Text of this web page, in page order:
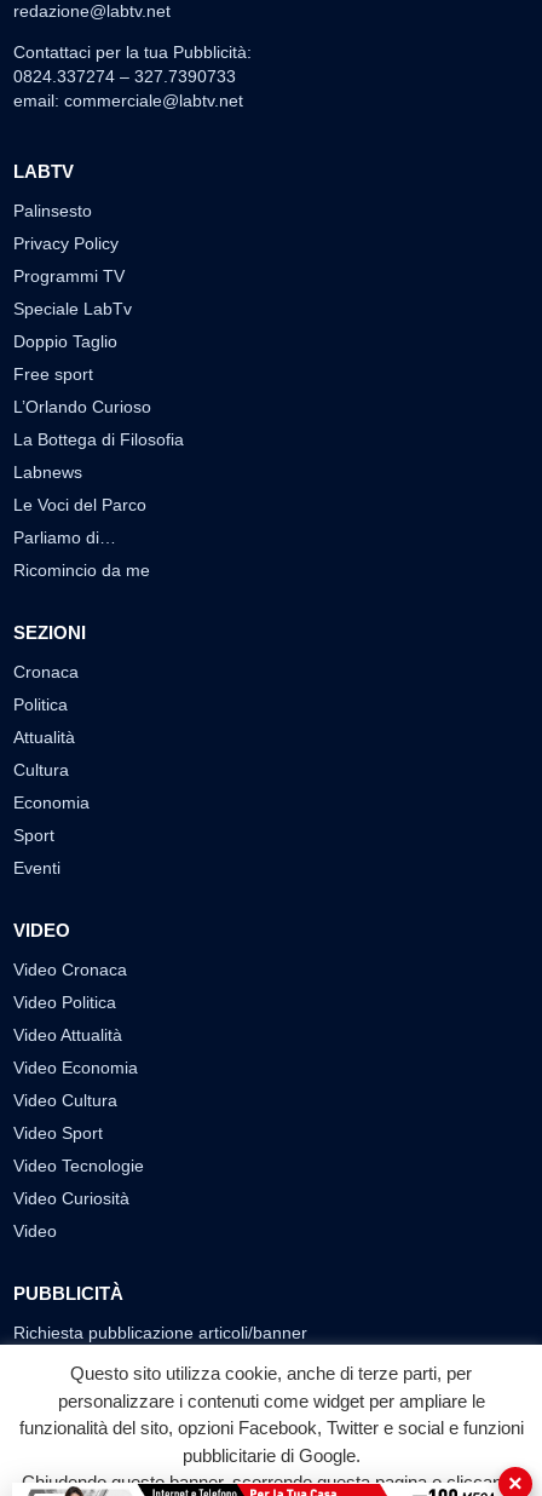
redazione@labtv.net
Contattaci per la tua Pubblicità:
0824.337274 – 327.7390733
email: commerciale@labtv.net
LABTV
Palinsesto
Privacy Policy
Programmi TV
Speciale LabTv
Doppio Taglio
Free sport
L’Orlando Curioso
La Bottega di Filosofia
Labnews
Le Voci del Parco
Parliamo di…
Ricomincio da me
SEZIONI
Cronaca
Politica
Attualità
Cultura
Economia
Sport
Eventi
VIDEO
Video Cronaca
Video Politica
Video Attualità
Video Economia
Video Cultura
Video Sport
Video Tecnologie
Video Curiosità
Video
PUBBLICITÀ
Richiesta pubblicazione articoli/banner
SEGUICI SUI SOCIAL
f
Facebook
◎ ▶
YouTube
Questo sito utilizza cookie, anche di terze parti, per
personalizzare i contenuti come widget per ampliare le
funzionalità del sito, opzioni Facebook, Twitter e social e funzioni
pubblicitarie di Google.
Chiudendo questo banner, scorrendo questa pagina o cliccando
×